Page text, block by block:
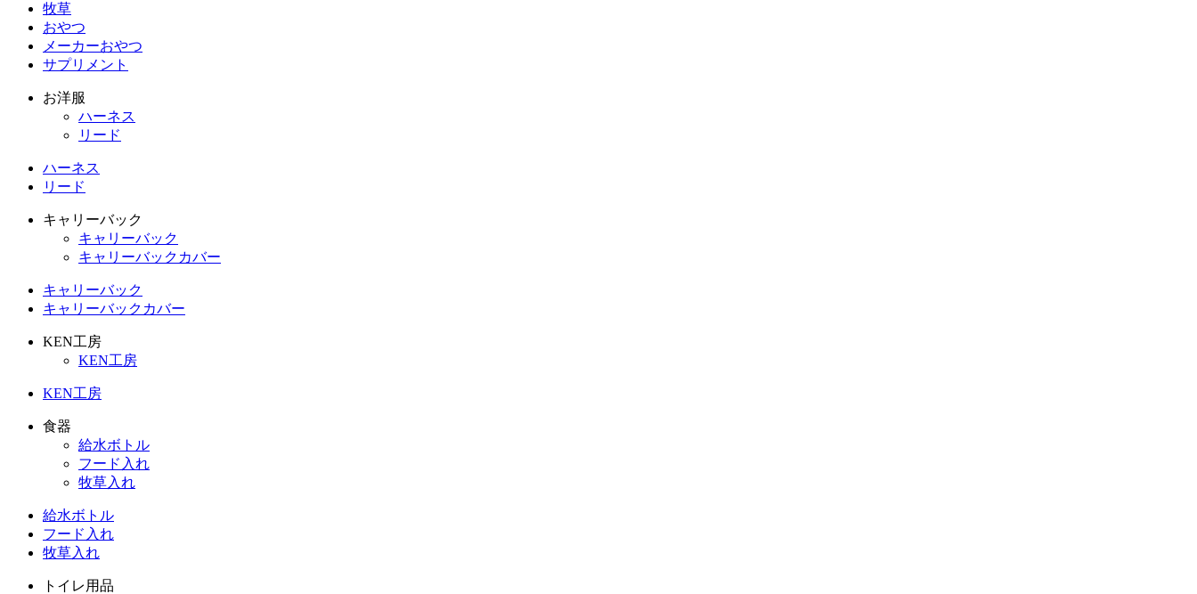
牧草
おやつ
メーカーおやつ
サプリメント
お洋服
ハーネス
リード
ハーネス
リード
キャリーバック
キャリーバック
キャリーバックカバー
キャリーバック
キャリーバックカバー
KEN工房
KEN工房
KEN工房
食器
給水ボトル
フード入れ
牧草入れ
給水ボトル
フード入れ
牧草入れ
トイレ用品